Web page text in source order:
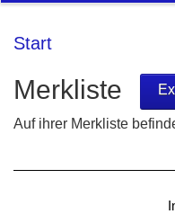
Start
Merkliste
Auf ihrer Merkliste